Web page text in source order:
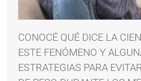
CONOCÉ QUÉ DICE LA
ESTE FENÓMENO Y
ESTRATEGIAS PARA